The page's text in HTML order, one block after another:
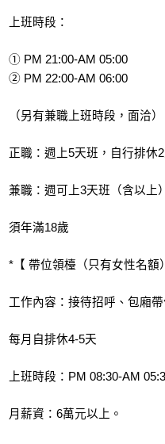
上班時段：
① PM 21:00-AM 05:00
② PM 22:00-AM 06:00
（另有兼職上班時段，面洽）
正職：週上5天班，自行排休2
兼職：週可上3天班（含以上
須年滿18歲
*【 帶位領檯（只有女性名額
工作內容：接待招呼、包廂
每月自排休4-5天
上班時段：PM 08:30-AM
月薪資：6萬元以上。